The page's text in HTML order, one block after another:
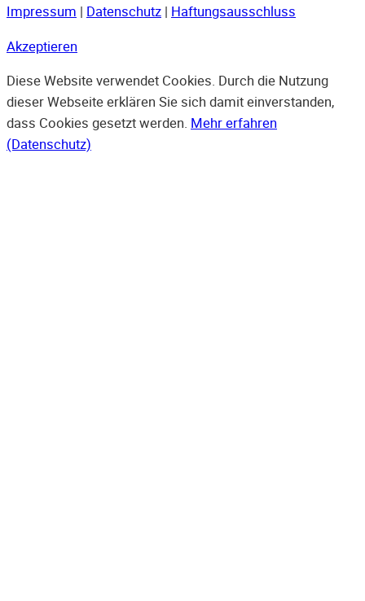
Impressum | Datenschutz | Haftungsausschluss
Akzeptieren
Diese Website verwendet Cookies. Durch die Nutzung
dieser Webseite erklären Sie sich damit einverstanden,
dass Cookies gesetzt werden. Mehr erfahren
(Datenschutz)